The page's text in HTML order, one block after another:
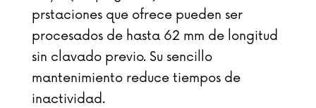
prstaciones que ofrece pueden ser
procesados de hasta 62 mm de longitud
sin clavado previo. Su sencillo
mantenimiento reduce tiempos de
inactividad.